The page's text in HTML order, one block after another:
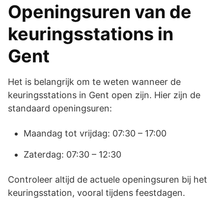
Openingsuren van de
keuringsstations in
Gent
Het is belangrijk om te weten wanneer de
keuringsstations in Gent open zijn. Hier zijn de
standaard openingsuren:
Maandag tot vrijdag: 07:30 – 17:00
Zaterdag: 07:30 – 12:30
Controleer altijd de actuele openingsuren bij het
keuringsstation, vooral tijdens feestdagen.